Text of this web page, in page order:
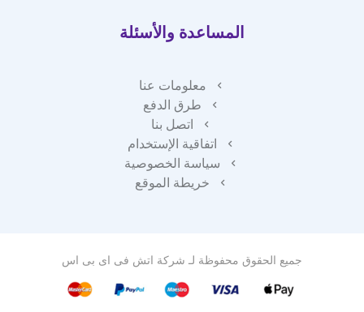
المساعدة والأسئلة
معلومات عنا
طرق الدفع
اتصل بنا
اتفاقية الإستخدام
سياسة الخصوصية
خريطة الموقع
جميع الحقوق محفوظة لـ شركة اتش فى اى بى اس